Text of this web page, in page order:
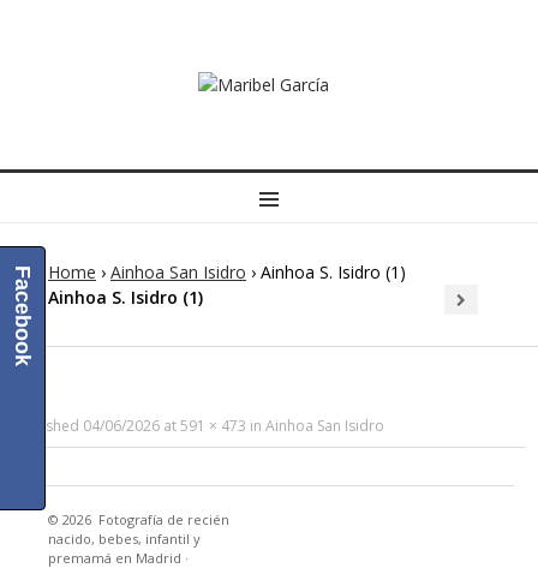
MENU
Home › Ainhoa San Isidro › Ainhoa S. Isidro (1)
Ainhoa S. Isidro (1)
Published 04/06/2026 at591 × 473 in Ainhoa San Isidro
© 2026 Fotografía de recién
nacido, bebes, infantil y
premamá en Madrid ·
Facebook